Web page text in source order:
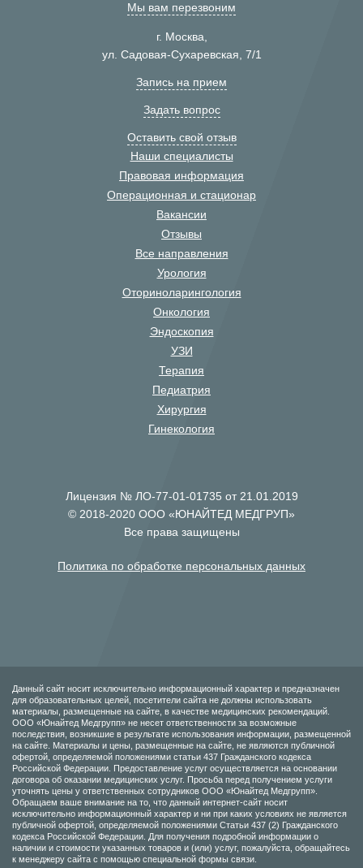
Мы вам перезвоним
г. Москва,
ул. Садовая-Сухаревская, 7/1
Запись на прием
Задать вопрос
Оставить свой отзыв
Наши специалисты
Правовая информация
Операционная и стационар
Вакансии
Отзывы
Все направления
Урология
Оториноларингология
Онкология
Эндоскопия
УЗИ
Терапия
Педиатрия
Хирургия
Гинекология
Лицензия № ЛО-77-01-01735 от 21.01.2019
© 2018-2020 ООО «ЮНАЙТЕД МЕДГРУП»
Все права защищены
Политика по обработке персональных данных
Данный сайт носит исключительно информационный характер и предназначен
для образовательных целей, посетители сайта не должны использовать
материалы, размещенные на сайте, в качестве медицинских рекомендаций.
ООО «Юнайтед Медгрупп» не несет ответственности за возможные
последствия, возникшие в результате использования информации, размещенной
на сайте. Материалы и цены, размещенные на сайте, не являются публичной
офертой, определяемой положениями статьи 437 Гражданского кодекса
Российской Федерации. Предоставление услуг осуществляется на основании
договора об оказании медицинских услуг. Просьба перед получением услуги
уточнять цены у ответственных сотрудников ООО «Юнайтед Медгрупп».
Обращаем ваше внимание на то, что данный интернет-сайт носит
исключительно информационный характер и ни при каких условиях не является
публичной офертой, определяемой положениями Статьи 437 (2) Гражданского
кодекса Российской Федерации. Для получения подробной информации о
наличии и стоимости указанных товаров и (или) услуг, пожалуйста, обращайтесь
к менеджеру сайта с помощью специальной формы связи.